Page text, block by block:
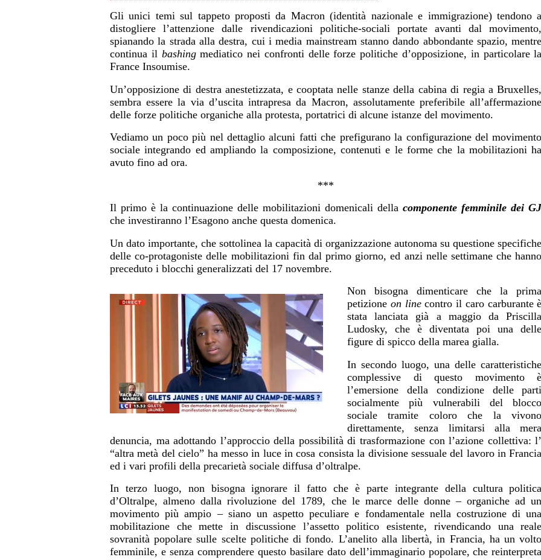
Gli unici temi sul tappeto proposti da Macron (identità nazionale e immigrazione) tendono a
distogliere l’attenzione dalle rivendicazioni politiche-sociali portate avanti dal movimento,
spianando la strada alla destra, cui i media mainstream stanno dando abbondante spazio, mentre
continua il bashingmediatico nei confronti delle forze politiche d’opposizione, in particolare la
France Insoumise.
Un’opposizione di destra anestetizzata, e cooptata nelle stanze della cabina di regia a Bruxelles,
sembra essere la via d’uscita intrapresa da Macron, assolutamente preferibile all’affermazione
delle forze politiche organiche alla protesta, portatrici di alcune istanze del movimento.
Vediamo un poco più nel dettaglio alcuni fatti che prefigurano la configurazione del movimento
sociale integrando ed ampliando la composizione, contenuti e le forme che la mobilitazioni ha
avuto fino ad ora.
***
Il primo è la continuazione delle mobilitazioni domenicali dellacomponente femminile dei
che investiranno l’Esagono anche questa domenica.
Un dato importante, che sottolinea la capacità di organizzazione autonoma su questione specifiche
delle co-protagoniste delle mobilitazioni fin dal primo giorno, ed anzi nelle settimane che hanno
preceduto i blocchi generalizzati del 17 novembre.
Non bisogna dimenticare che la prima
petizione on linecontro il caro carburante è
stata lanciata già a maggio da Priscilla
Ludosky, che è diventata poi una delle
figure di spicco della marea gialla.
In secondo luogo, una delle caratteristiche
complessive di questo movimento è
l’emersione della condizione delle parti
socialmente più vulnerabili del blocco
sociale tramite coloro che la vivono
direttamente, senza limitarsi alla mera
denuncia, ma adottando l’approccio della possibilità di trasformazione con l’azione collettiva: l’
“altra metà del cielo” ha messo in luce in cosa consista la divisione sessuale del lavoro in Francia
ed i vari profili della precarietà sociale diffusa d’oltralpe.
In terzo luogo, non bisogna ignorare il fatto che è parte integrante della cultura politica
d’Oltralpe, almeno dalla rivoluzione del 1789, che le marce delle donne – organiche ad un
movimento più ampio – siano un aspetto peculiare e fondamentale nella costruzione di una
mobilitazione che mette in discussione l’assetto politico esistente, rivendicando una reale
sovranità popolare sulle scelte politiche di fondo. L’anelito alla libertà, in Francia, ha un volto
femminile, e senza comprendere questo basilare dato dell’immaginario popolare, che reinterpreta